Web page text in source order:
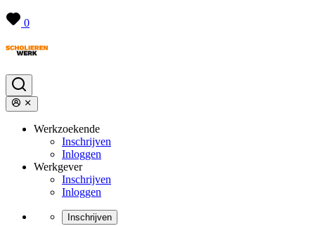
0
Werkzoekende
Inschrijven
Inloggen
Werkgever
Inschrijven
Inloggen
Inschrijven